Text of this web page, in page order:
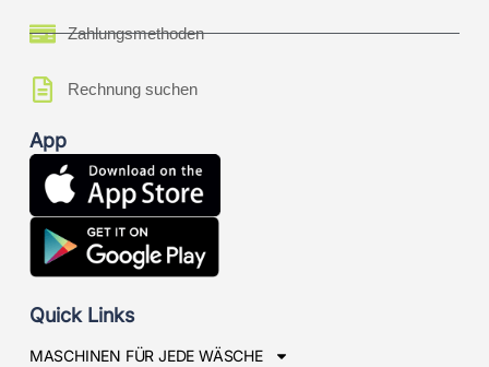
Zahlungsmethoden
Rechnung suchen
App
Quick Links
MASCHINEN FÜR JEDE WÄSCHE